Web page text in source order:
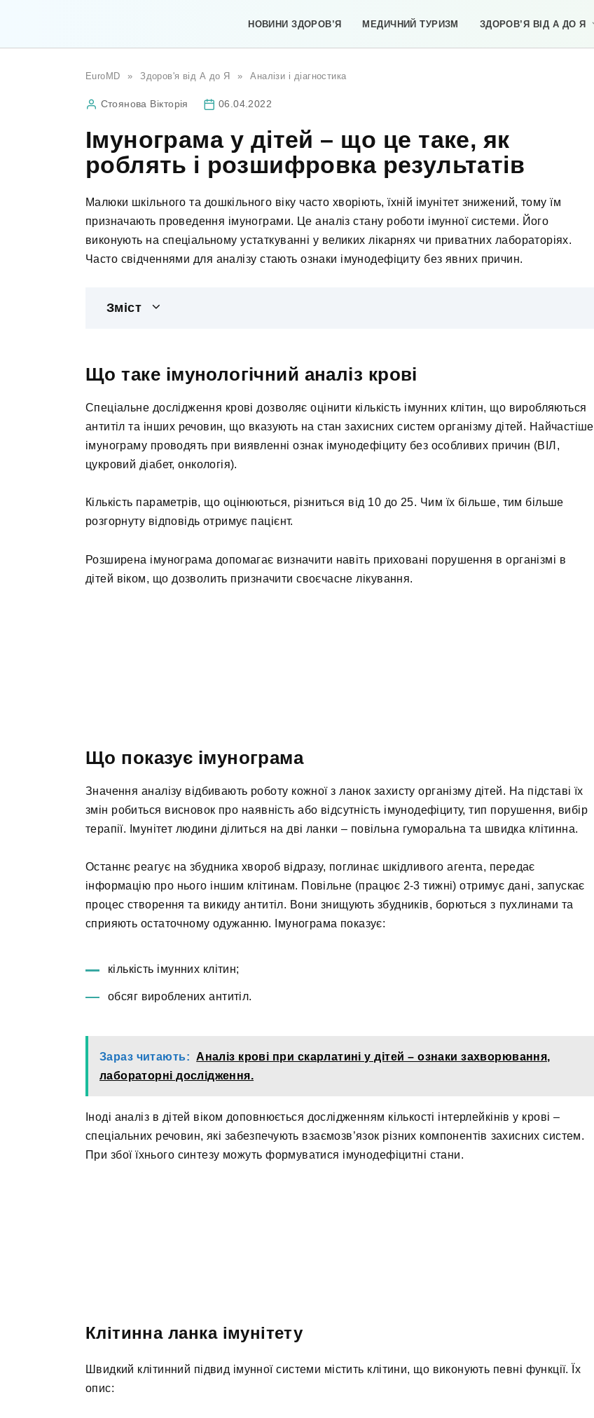
НОВИНИ ЗДОРОВ’Я МЕДИЧНИЙ ТУРИЗМ ЗДОРОВ’Я ВІД А ДО Я
EuroMD » Здоров'я від А до Я » Аналізи і діагностика
Стоянова Вікторія 06.04.2022
Імунограма у дітей – що це таке, як
роблять і розшифровка результатів
Малюки шкільного та дошкільного віку часто хворіють, їхній імунітет знижений, тому їм
призначають проведення імунограми. Це аналіз стану роботи імунної системи. Його
виконують на спеціальному устаткуванні у великих лікарнях чи приватних лабораторіях.
Часто свідченнями для аналізу стають ознаки імунодефіциту без явних причин.
Зміст
Що таке імунологічний аналіз крові
Спеціальне дослідження крові дозволяє оцінити кількість імунних клітин, що виробляються
антитіл та інших речовин, що вказують на стан захисних систем організму дітей. Найчастіше
імунограму проводять при виявленні ознак імунодефіциту без особливих причин (ВІЛ,
цукровий діабет, онкологія).
Кількість параметрів, що оцінюються, різниться від 10 до 25. Чим їх більше, тим більше
розгорнуту відповідь отримує пацієнт.
Розширена імунограма допомагає визначити навіть приховані порушення в організмі в
дітей віком, що дозволить призначити своєчасне лікування.
Що показує імунограма
Значення аналізу відбивають роботу кожної з ланок захисту організму дітей. На підставі їх
змін робиться висновок про наявність або відсутність імунодефіциту, тип порушення, вибір
терапії. Імунітет людини ділиться на дві ланки – повільна гуморальна та швидка клітинна.
Останнє реагує на збудника хвороб відразу, поглинає шкідливого агента, передає
інформацію про нього іншим клітинам. Повільне (працює 2-3 тижні) отримує дані, запускає
процес створення та викиду антитіл. Вони знищують збудників, борються з пухлинами та
сприяють остаточному одужанню. Імунограма показує:
кількість імунних клітин;
обсяг вироблених антитіл.
Зараз читають:
Аналіз крові при скарлатині у дітей – ознаки захворювання,
лабораторні дослідження.
Іноді аналіз в дітей віком доповнюється дослідженням кількості інтерлейкінів у крові –
спеціальних речовин, які забезпечують взаємозв’язок різних компонентів захисних систем.
При збої їхнього синтезу можуть формуватися імунодефіцитні стани.
Клітинна ланка імунітету
Швидкий клітинний підвид імунної системи містить клітини, що виконують певні функції. Їх
опис: